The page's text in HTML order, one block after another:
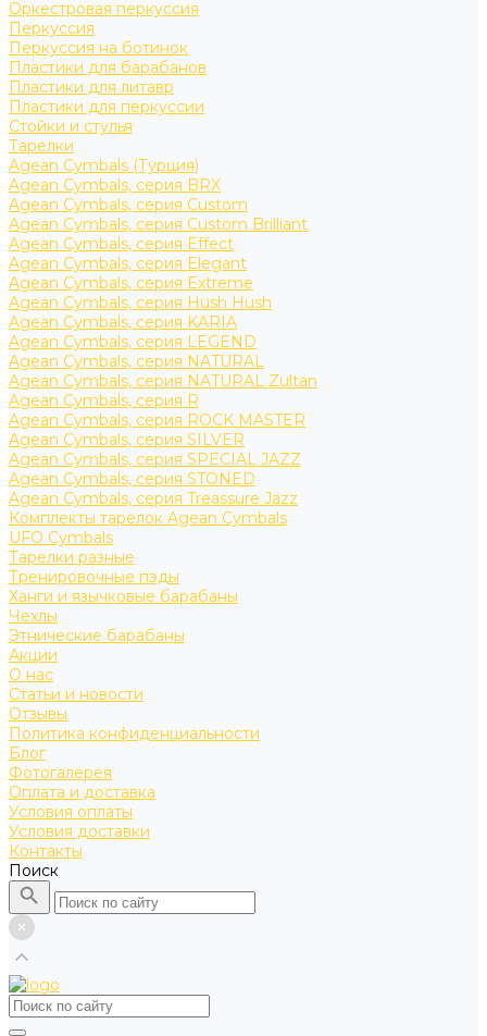
Оркестровая перкуссия
Перкуссия
Перкуссия на ботинок
Пластики для барабанов
Пластики для литавр
Пластики для перкуссии
Стойки и стулья
Тарелки
Agean Cymbals (Турция)
Agean Cymbals, серия BRX
Agean Cymbals, серия Custom
Agean Cymbals, серия Custom Brilliant
Agean Cymbals, серия Effect
Agean Cymbals, серия Elegant
Agean Cymbals, серия Extreme
Agean Cymbals, серия Hush Hush
Agean Cymbals, серия KARIA
Agean Cymbals, серия LEGEND
Agean Cymbals, серия NATURAL
Agean Cymbals, серия NATURAL Zultan
Agean Cymbals, серия R
Agean Cymbals, серия ROCK MASTER
Agean Cymbals, серия SILVER
Agean Cymbals, серия SPECIAL JAZZ
Agean Cymbals, серия STONED
Agean Cymbals, серия Treassure Jazz
Комплекты тарелок Agean Cymbals
UFO Cymbals
Тарелки разные
Тренировочные пэды
Ханги и язычковые барабаны
Чехлы
Этнические барабаны
Акции
О нас
Статьи и новости
Отзывы
Политика конфиденциальности
Блог
Фотогалерея
Оплата и доставка
Условия оплаты
Условия доставки
Контакты
Поиск